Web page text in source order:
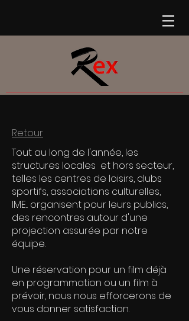
Retour
Tout au long de l'année, les
structures locales et hors secteur,
telles les centres de loisirs, clubs
sportifs, associations culturelles,
IME... organisent pour leurs publics,
des rencontres autour d'une
projection assurée par notre
équipe.
Une réservation pour un film déjà
en programmation ou un film à
prévoir, nous nous efforcerons de
vous donner satisfaction.